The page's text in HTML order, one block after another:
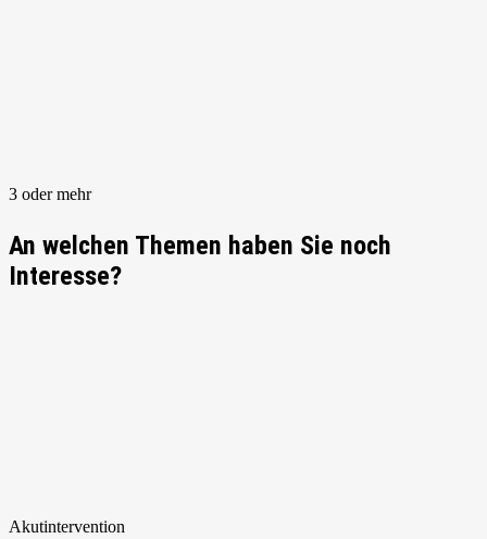
3 oder mehr
An welchen Themen haben Sie noch
Interesse?
Akutintervention